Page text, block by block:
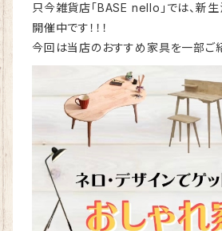
只今雑貨店「BASE nello」では、新
開催中です！！！
今回は当店のおすすめ家具を一部ご